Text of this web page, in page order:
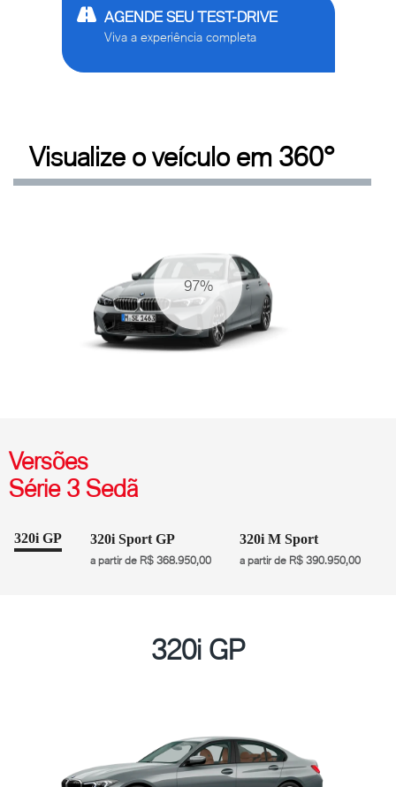
AGENDE SEU TEST-DRIVE
Viva a experiência completa
Visualize o veículo em 360°
Versões
Série 3 Sedã
320i GP 320i Sport GP
a partir de R$ 368.950,00
320i M Sport
a partir de R$ 390.950,00
320i GP